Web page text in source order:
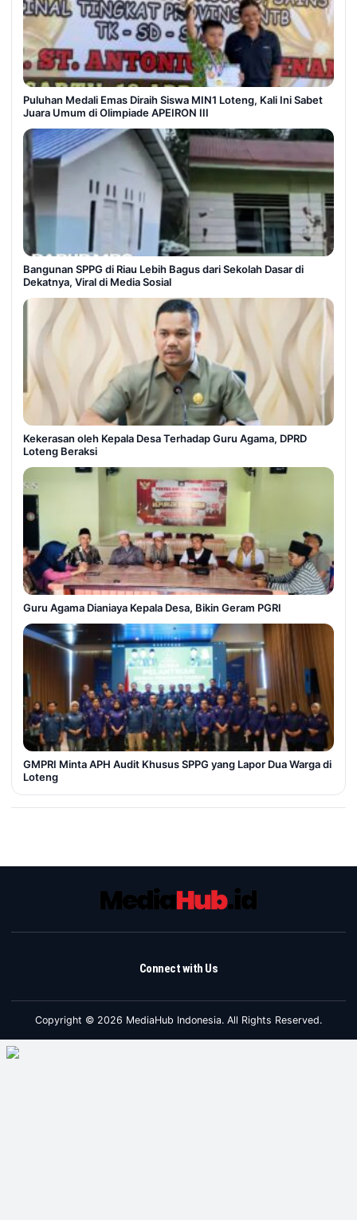
Puluhan Medali Emas Diraih Siswa MIN1 Loteng, Kali Ini Sabet
Juara Umum di Olimpiade APEIRON III
Bangunan SPPG di Riau Lebih Bagus dari Sekolah Dasar di
Dekatnya, Viral di Media Sosial
Kekerasan oleh Kepala Desa Terhadap Guru Agama, DPRD
Loteng Beraksi
Guru Agama Dianiaya Kepala Desa, Bikin Geram PGRI
GMPRI Minta APH Audit Khusus SPPG yang Lapor Dua Warga di
Loteng
Connect with Us
Copyright © 2026 MediaHub Indonesia. All Rights Reserved.